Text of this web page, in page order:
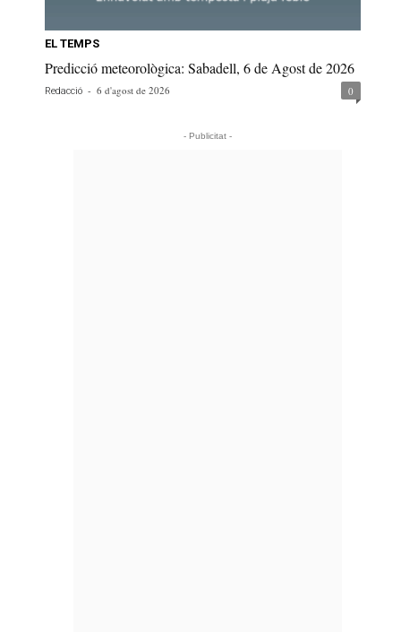
EL TEMPS
Predicció meteorològica: Sabadell, 6 de Agost de 2026
Redacció - 6 d'agost de 2026 0
- Publicitat -